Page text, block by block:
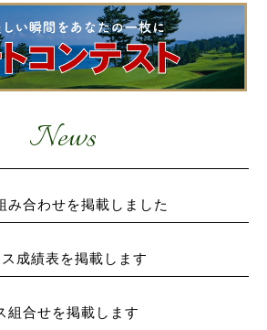
お問い合わせ
News
み合わせを掲載しました
成績表を掲載します
組合せを掲載します